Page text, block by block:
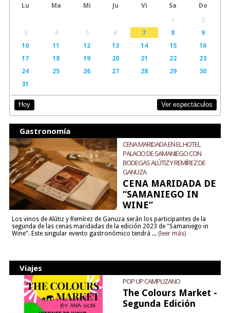
Lu Ma Mi Ju Vi Sa
Do
1
2
3
4 5 6 7 8
9
10
11 12 13 14 15
16
17
18 19 20 21 22
23
24
25 26 27 28 29
30
31
Hoy Ver espectáculos
Gastronomía
CENA MARIDADA EN EL HOTEL
PALACIO DE SAMANIEGO CON
BODEGAS ALÚTIZ Y REMÍREZ DE
GANUZA
CENA MARIDADA DE
“SAMANIEGO IN
WINE”
Los vinos de Alútiz y Remírez de Ganuza serán los participantes de la
segunda de las cenas maridadas de la edición 2023 de "Samaniego in
Wine". Este singular evento gastronómico tendrá ... (leer más)
Viajes
POP UP CAMPUZANO
The Colours Market -
Segunda Edición